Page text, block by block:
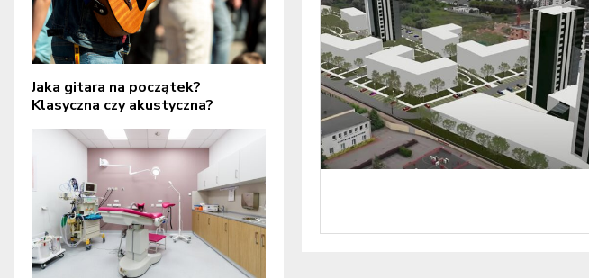
Jaka gitara na początek?
Klasyczna czy akustyczna?